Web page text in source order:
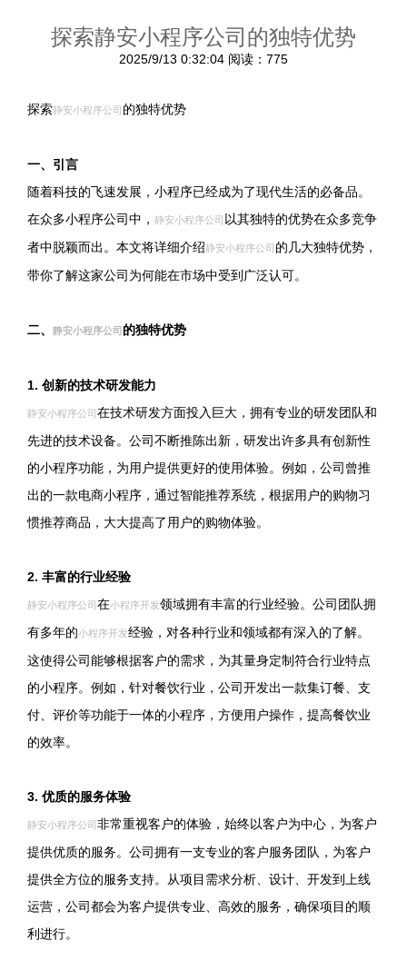
探索静安小程序公司的独特优势
2025/9/13 0:32:04 阅读：775
探索静安小程序公司 的独特优势
一、引言
随着科技的飞速发展，小程序已经成为了现代生活的必备品。
在众多小程序公司中， 静安小程序公司 以其独特的优势在众多竞争
者中脱颖而出。本文将详细介绍静安小程序公司 的几大独特优势，
带你了解这家公司为何能在市场中受到广泛认可。
二、 静安小程序公司 的独特优势
1. 创新的技术研发能力
静安小程序公司 在技术研发方面投入巨大，拥有专业的研发团队和
先进的技术设备。公司不断推陈出新，研发出许多具有创新性
的小程序功能，为用户提供更好的使用体验。例如，公司曾推
出的一款电商小程序，通过智能推荐系统，根据用户的购物习
惯推荐商品，大大提高了用户的购物体验。
2. 丰富的行业经验
静安小程序公司 在小程序开发领域拥有丰富的行业经验。公司团队拥
有多年的小程序开发经验，对各种行业和领域都有深入的了解。
这使得公司能够根据客户的需求，为其量身定制符合行业特点
的小程序。例如，针对餐饮行业，公司开发出一款集订餐、支
付、评价等功能于一体的小程序，方便用户操作，提高餐饮业
的效率。
3. 优质的服务体验
静安小程序公司 非常重视客户的体验，始终以客户为中心，为客户
提供优质的服务。公司拥有一支专业的客户服务团队，为客户
提供全方位的服务支持。从项目需求分析、设计、开发到上线
运营，公司都会为客户提供专业、高效的服务，确保项目的顺
利进行。